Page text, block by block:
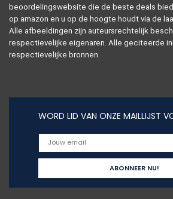
beoordelingswebsite die de beste deals
op amazon en u op de hoogte houdt via de
Alle afbeeldingen zijn auteursrechtelijk
respectievelijke eigenaren. Alle geciteerde
respectievelijke bronnen.
WORD LID VAN ONZE MAILLIJST